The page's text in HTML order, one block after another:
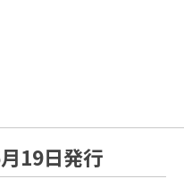
19日発行